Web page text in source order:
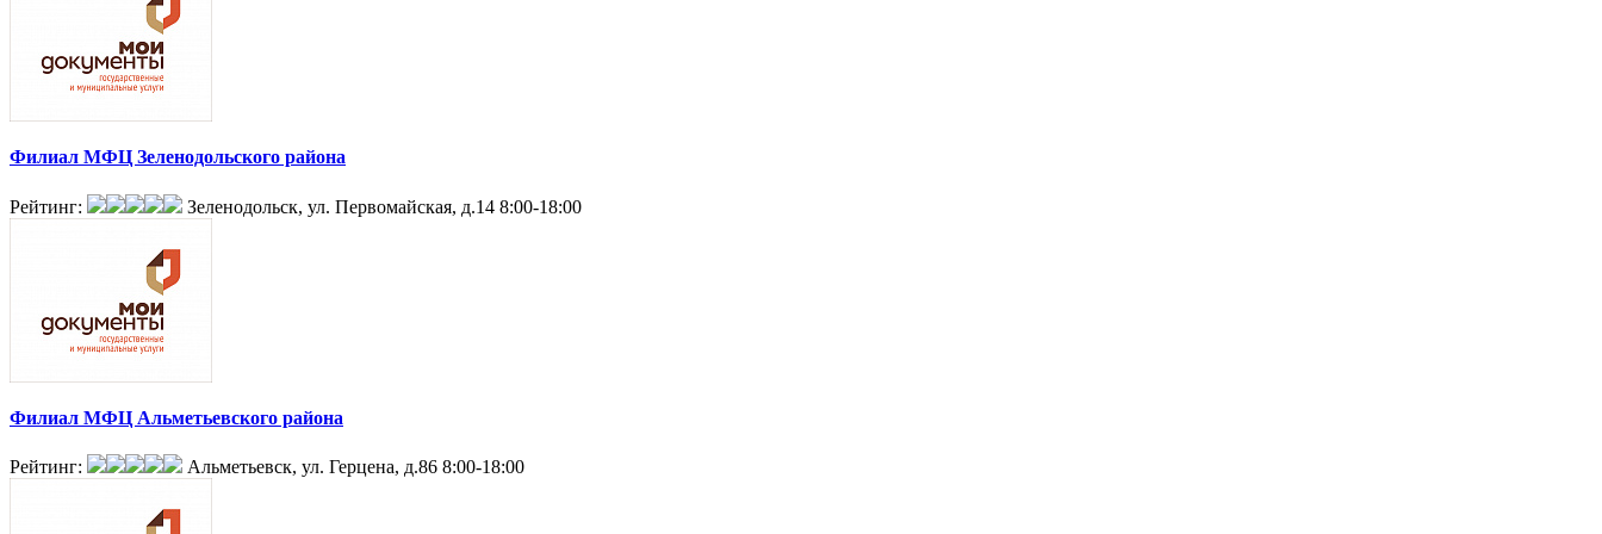
Филиал МФЦ Зеленодольского района
Рейтинг: Зеленодольск, ул. Первомайская, д.14 8:00-18:00
Филиал МФЦ Альметьевского района
Рейтинг: Альметьевск, ул. Герцена, д.86 8:00-18:00